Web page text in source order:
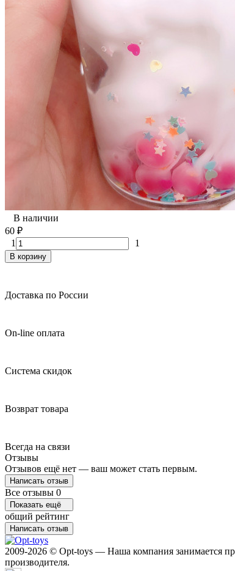
В наличии
60 ₽
1
1
В корзину
Доставка по России
On-line оплата
Система скидок
Возврат товара
Всегда на связи
Отзывы
Отзывов ещё нет — ваш может стать первым.
Написать отзыв
Все отзывы 0
Показать ещё
общий рейтинг
Написать отзыв
2009-2026 © Opt-toys — Наша компания занимается
производителя.